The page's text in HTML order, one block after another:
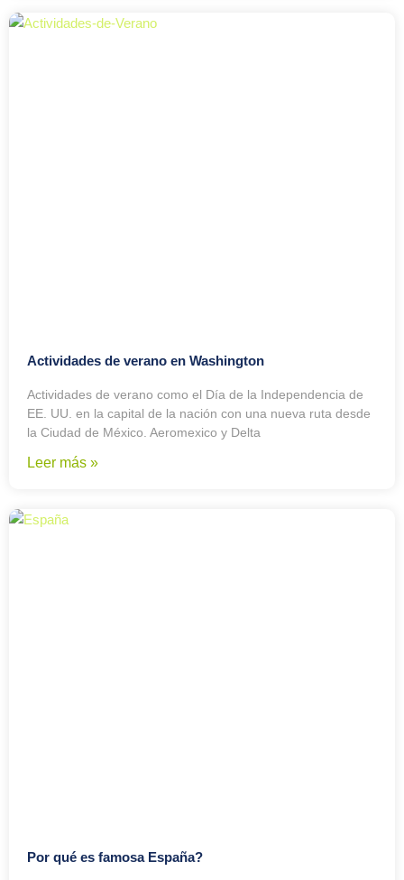
Actividades de verano en Washington
Actividades de verano como el Día de la Independencia de
EE. UU. en la capital de la nación con una nueva ruta desde
la Ciudad de México. Aeromexico y Delta
Leer más »
Por qué es famosa España?